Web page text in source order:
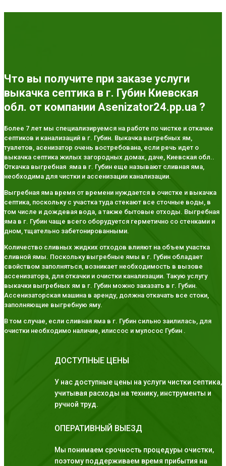
Что вы получите при заказе услуги
выкачка септика в г. Губин Киевская
обл. от компании Asenizator24.pp.ua ?
Более 7 лет мы специализируемся на работе по чистке и откачке
септиков и канализаций в г. Губин. Выкачка выгребных ям,
туалетов, асенизатор очень востребована, если речь идет о
выкачка септика жилых загородных домах, даче, Киевская обл..
Откачка выгребная яма в г. Губин еще называют сливная яма,
необходима для чистки и ассенизации канализации.
Выгребная яма время от времени нуждается в очистке и выкачка
септика, поскольку с участка туда стекают все сточные воды, в
том числе и дождевая вода, а также бытовые отходы. Выгребная
яма в г. Губин чаще всего оборудуется герметично со стенками и
дном, тщательно забетонированными.
Количество сливных жидких отходов влияют на объем участка
сливной ямы. Поскольку выгребные ямы в г. Губин обладает
свойством заполняться, возникает необходимость в вызове
ассенизатора, для откачки и очистки канализации. Такую услугу
выкачки выгребных ям в г. Губин можно заказать в г. Губин.
Ассенизаторская машина в аренду, должна откачать все стоки,
заполняющие выгребную яму.
В том случае, если сливная яма в г. Губин сильно заилилась, для
очистки необходимо наличие, илиссос и мулосос Губин .
ДОСТУПНЫЕ ЦЕНЫ
У нас доступные цены на услуги чистки септика,
учитывая расходы на технику, инструменты и
ручной труд.
ОПЕРАТИВНЫЙ ВЫЕЗД
Мы понимаем срочность процедуры очистки,
поэтому поддерживаем время прибытия на